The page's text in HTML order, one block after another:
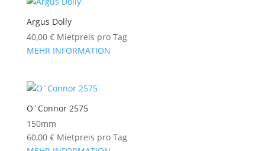
Argus Dolly
40,00 €Mietpreis pro Tag
MEHR INFORMATION
O`Connor 2575
150mm
60,00 €Mietpreis pro Tag